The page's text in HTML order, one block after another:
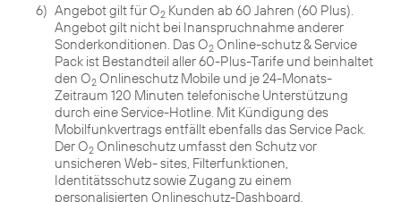
6) Angebot gilt für O2 Kunden ab 60 Jahren (60 Plus).
Angebot gilt nicht bei Inanspruchnahme anderer
Sonderkonditionen. Das O2 Online-schutz & Service
Pack ist Bestandteil aller 60-Plus-Tarife und beinhaltet
den O2 Onlineschutz Mobile und je 24-Monats-
Zeitraum 120 Minuten telefonische Unterstützung
durch eine Service-Hotline. Mit Kündigung des
Mobilfunkvertrags entfällt ebenfalls das Service Pack.
Der O2 Onlineschutz umfasst den Schutz vor
unsicheren Web- sites, Filterfunktionen,
Identitätsschutz sowie Zugang zu einem
personalisierten Onlineschutz-Dashboard.